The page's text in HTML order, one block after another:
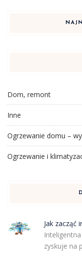
Dom, remont
Inne
Ogrzewanie domu –
Ogrzewanie i
Jak zacząć
zyskuje na